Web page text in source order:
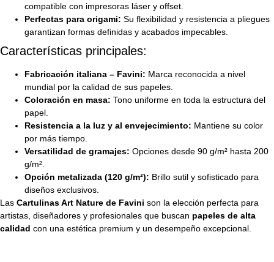
compatible con impresoras láser y offset.
Perfectas para origami: Su flexibilidad y resistencia a pliegues
garantizan formas definidas y acabados impecables.
Características principales:
Fabricación italiana – Favini: Marca reconocida a nivel
mundial por la calidad de sus papeles.
Coloración en masa: Tono uniforme en toda la estructura del
papel.
Resistencia a la luz y al envejecimiento: Mantiene su color
por más tiempo.
Versatilidad de gramajes: Opciones desde 90 g/m² hasta 200
g/m².
Opción metalizada (120 g/m²): Brillo sutil y sofisticado para
diseños exclusivos.
Las Cartulinas Art Nature de Favini son la elección perfecta para
artistas, diseñadores y profesionales que buscan papeles de alta
calidad con una estética premium y un desempeño excepcional.